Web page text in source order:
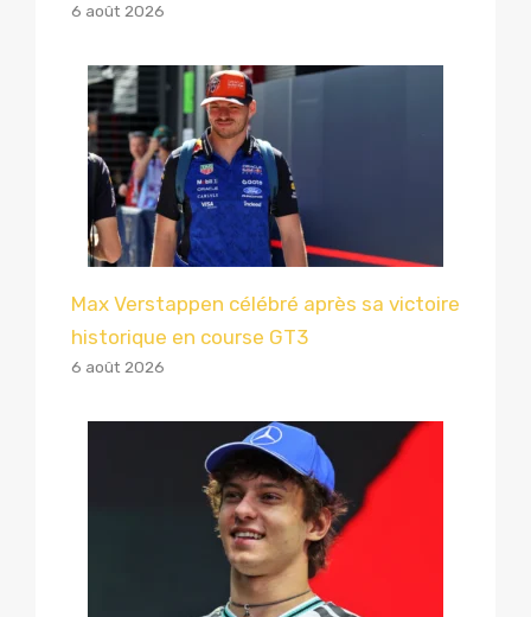
6 août 2026
Max Verstappen célébré après sa victoire
historique en course GT3
6 août 2026